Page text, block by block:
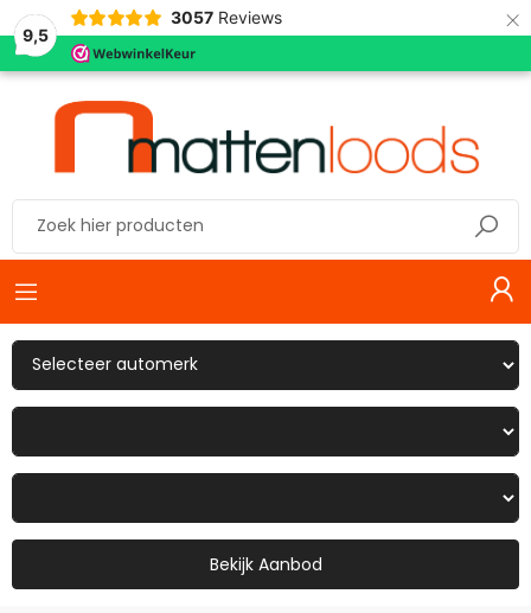
9,5
3057 Reviews ×
Bekijk Aanbod